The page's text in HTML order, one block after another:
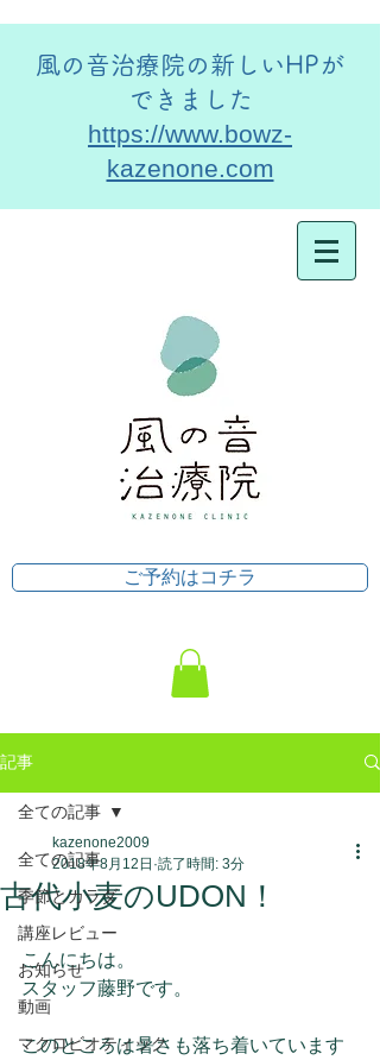
​風の音治療院の新しいHPが
できました
https://www.bowz-
kazenone.com
ご予約はコチラ
記事
全ての記事
季節とカラダ
講座レビュー
お知らせ
動画
マクロビオティック
全ての記事
古代小麦のUDON！
kazenone2009
2018年8月12日 読了時間: 3分
こんにちは。
スタッフ藤野です。
このところは暑さも落ち着いています